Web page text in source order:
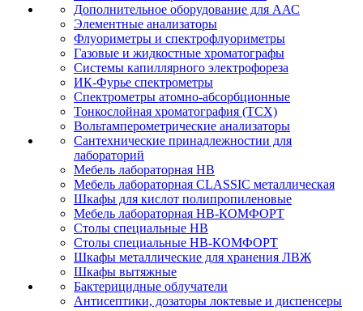
Дополнительное оборудование для ААС
Элементные анализаторы
Флуориметры и спектрофлуориметры
Газовые и жидкостные хроматографы
Системы капиллярного электрофореза
ИК-Фурье спектрометры
Спектрометры атомно-абсорбционные
Тонкослойная хроматография (ТСХ)
Вольтамперометрические анализаторы
Сантехнические принадлежностии для
лабораторий
Мебель лабораторная НВ
Мебель лабораторная CLASSIC металлическая
Шкафы для кислот полипропиленовые
Мебель лабораторная НВ-КОМФОРТ
Столы специальные НВ
Столы специальные НВ-КОМФОРТ
Шкафы металлические для хранения ЛВЖ
Шкафы вытяжные
Бактерицидные облучатели
Антисептики, дозаторы локтевые и диспенсеры